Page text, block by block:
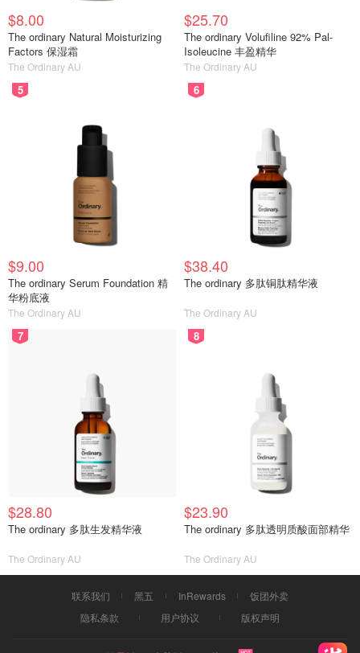
$8.00
The ordinary Natural Moisturizing
Factors 保湿霜
The Ordinary AU
$25.70
The ordinary Volufiline 92% Pal-
Isoleucine 丰盈精华
The Ordinary AU
5
$9.00
The ordinary Serum Foundation 精
华粉底液
The Ordinary AU
6
$38.40
The ordinary 多肽铜肽精华液
The Ordinary AU
7
$28.80
The ordinary 多肽生发精华液
The Ordinary AU
8
$23.90
The ordinary 多肽透明质酸面部精华
The Ordinary AU
联系我们 黑五 InRewards
饭团外卖
隐私条款
用户协议 版权声明